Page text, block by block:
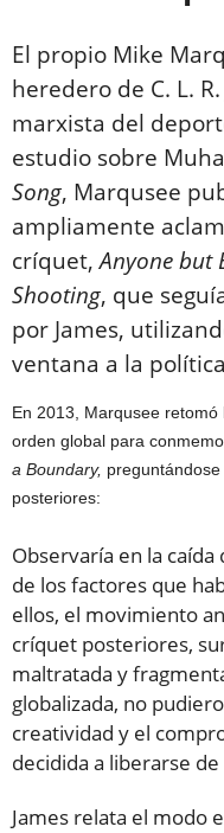
El propio Mike
heredero de C. L.
marxista del
estudio sobre
Song, Marqusee
ampliamente
críquet,Anyone but
Shooting, que
por James,
ventana a la
En 2013, Marqusee
orden global para
a Boundary,
posteriores:
Observaría en la
de los factores que
ellos, el movimiento
críquet posteriores,
maltratada y
globalizada, no
creatividad y el
decidida a liberarse
James relata el modo